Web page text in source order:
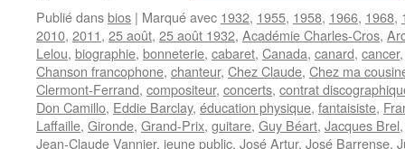
Publié dansbios | Marqué avec 1932, 1955, 1958, 1966, 1968,
2010, 2011, 25 août, 25 août 1932, Académie Charles-Cros,
Lelou, biographie, bonneterie, cabaret, Canada, canard, cancer
Chanson francophone, chanteur, Chez Claude, Chez ma
Clermont-Ferrand, compositeur, concerts, contrat
Don Camillo, Eddie Barclay, éducation physique, fantaisiste,
Laffaille, Gironde, Grand-Prix, guitare, Guy Béart, Jacques Brel
Jean-Claude Vannier, jeune public, José Artur, José Barrense,